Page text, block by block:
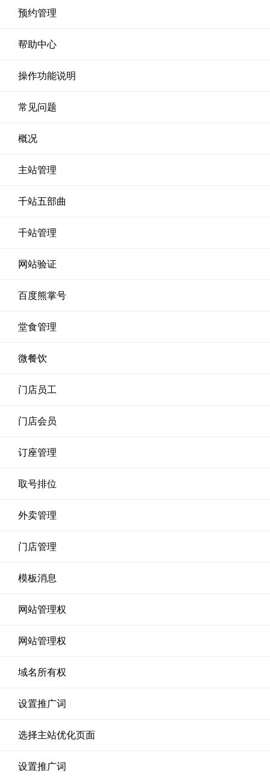
预约管理
帮助中心
操作功能说明
常见问题
概况
主站管理
千站五部曲
千站管理
网站验证
百度熊掌号
堂食管理
微餐饮
门店员工
门店会员
订座管理
取号排位
外卖管理
门店管理
模板消息
网站管理权
网站管理权
域名所有权
设置推广词
选择主站优化页面
设置推广词